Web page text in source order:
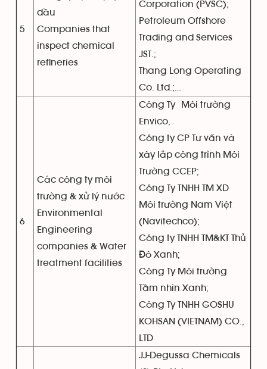
5
dầu
Companies that
inspect chemical
refineries
Corporation (PVSC);
Petroleum Offshore
Trading and Services
JST.;
Thang Long Operating
Co. Ltd.;…
6
Các công ty môi
trường & xử lý nước
Environmental
Engineering
companies & Water
treatment facilities
Công Ty Môi trường
Envico,
Công ty CP Tư vấn và
xây lắp công trình Môi
Trường CCEP;
Công Ty TNHH TM XD
Môi trường Nam Việt
(Navitechco);
Công ty TNHH TM&KT Thủ
Đô Xanh;
Công Ty Môi trường
Tầm nhìn Xanh;
Công Ty TNHH GOSHU
KOHSAN (VIETNAM) CO.,
LTD
JJ-Degussa Chemicals